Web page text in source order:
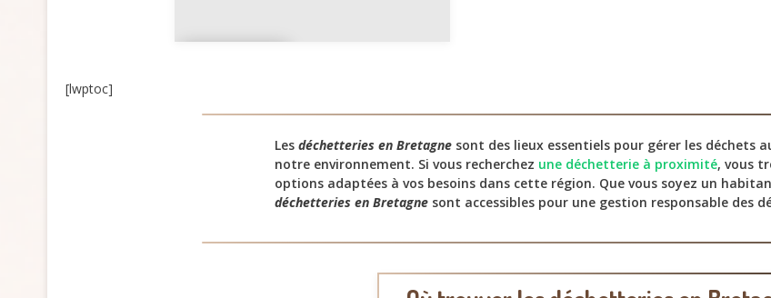
[lwptoc]
Les déchetteries en Bretagne sont des lieux essentiels pour gérer les déchets
notre environnement. Si vous recherchez une déchetterie à proximité, vous
options adaptées à vos besoins dans cette région. Que vous soyez un
déchetteries en Bretagne sont accessibles pour une gestion responsable des